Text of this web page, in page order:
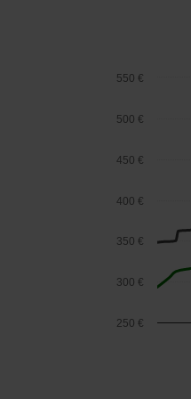
250 €
300 €
350 €
400 €
450 €
500 €
550 €